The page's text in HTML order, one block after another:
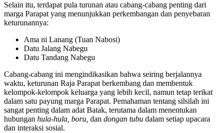
Selain itu, terdapat pula turunan atau cabang-cabang penting dari
marga Parapat yang menunjukkan perkembangan dan penyebaran
keturunannya:
Ama ni Lanang (Tuan Nabosi)
Datu Jalang Nabegu
Datu Tandang Nabegu
Cabang-cabang ini mengindikasikan bahwa seiring berjalannya
waktu, keturunan Raja Parapat berkembang dan membentuk
kelompok-kelompok keluarga yang lebih kecil, namun tetap terikat
dalam satu payung marga Parapat. Pemahaman tentang silsilah ini
sangat penting dalam adat Batak, terutama dalam menentukan
hubungan hula-hula, boru, dan dongan tubu dalam setiap upacara
dan interaksi sosial.